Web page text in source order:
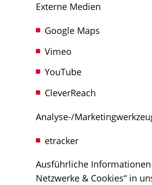
Externe Medien
Google Maps
Vimeo
YouTube
CleverReach
Analyse-/
etracker
Ausführliche
Netzwerke & Cookies“ in